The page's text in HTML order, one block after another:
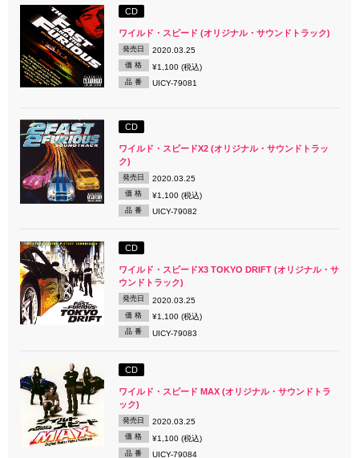
CD
ワイルド・スピード (オリジナル・サウンドトラック)
発売日 2020.03.25
価 格 ¥1,100 (税込)
品 番 UICY-79081
CD
ワイルド・スピードX2 (オリジナル・サウンドトラッ
ク)
発売日 2020.03.25
価 格 ¥1,100 (税込)
品 番 UICY-79082
CD
ワイルド・スピードX3 TOKYO DRIFT (オリジナル・サ
ウンドトラック)
発売日 2020.03.25
価 格 ¥1,100 (税込)
品 番 UICY-79083
CD
ワイルド・スピード MAX (オリジナル・サウンドトラ
ック)
発売日 2020.03.25
価 格 ¥1,100 (税込)
品 番 UICY-79084